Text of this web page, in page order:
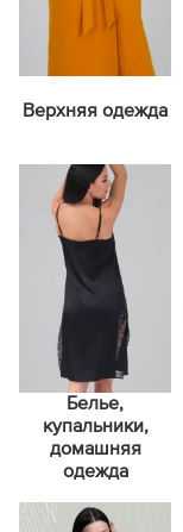
Верхняя одежда
Белье,
купальники,
домашняя
одежда